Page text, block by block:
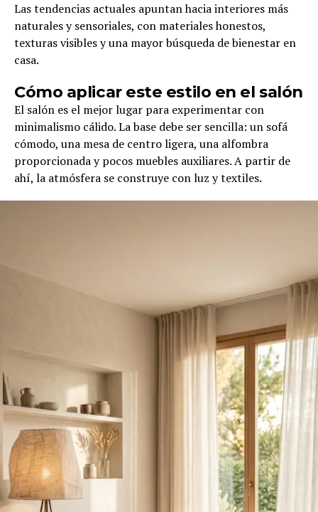
Las tendencias actuales apuntan hacia interiores más
naturales y sensoriales, con materiales honestos,
texturas visibles y una mayor búsqueda de bienestar en
casa.
Cómo aplicar este estilo en el salón
El salón es el mejor lugar para experimentar con
minimalismo cálido. La base debe ser sencilla: un sofá
cómodo, una mesa de centro ligera, una alfombra
proporcionada y pocos muebles auxiliares. A partir de
ahí, la atmósfera se construye con luz y textiles.